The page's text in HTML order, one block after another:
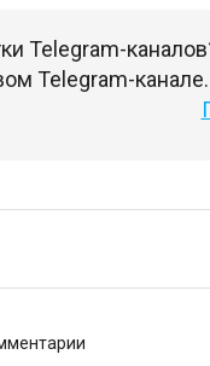
Telegram-
Telegram-